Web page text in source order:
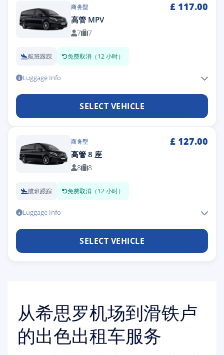
商务型 £ 117.00
高管 MPV
7 7
航班跟踪 免费取消（12 小时）
Luggage Info
SELECT VEHICLE
商务型 £ 127.00
高管 8 座
8 8
航班跟踪 免费取消（12 小时）
Luggage Info
SELECT VEHICLE
从希思罗机场到滑铁卢
的出色出租车服务